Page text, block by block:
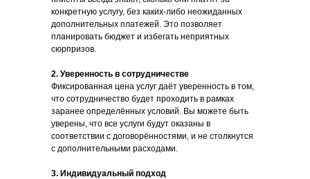
конкретную услугу, без каких-либо неожиданных
дополнительных платежей. Это позволяет
планировать бюджет и избегать неприятных
сюрпризов.
2. Уверенность в сотрудничестве
Фиксированная цена услуг даёт уверенность в том,
что сотрудничество будет проходить в рамках
заранее определённых условий. Вы можете быть
уверены, что все услуги будут оказаны в
соответствии с договорённостями, и не столкнутся
с дополнительными расходами.
3. Индивидуальный подход